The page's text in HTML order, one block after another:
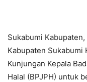
Sukabumi
Kabupaten Sukabumi
Kunjungan Kepala
Halal (BPJPH) untuk